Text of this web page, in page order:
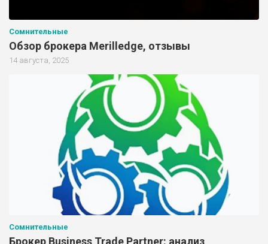
Сомнительные
Обзор брокера Merilledge, отзывы
14 августа, 2025
Сомнительные
Брокер Business Trade Partner: анализ